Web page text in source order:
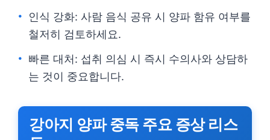
인식 강화: 사람 음식 공유 시 양파 함유 여부를
철저히 검토하세요.
빠른 대처: 섭취 의심 시 즉시 수의사와 상담하
는 것이 중요합니다.
강아지 양파 중독 주요 증상 리스